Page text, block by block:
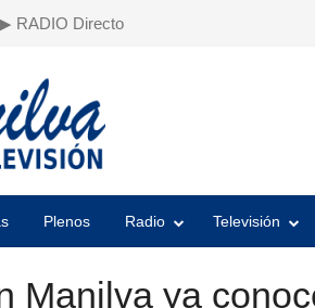
▶ RADIO Directo
Plenos Radio Televisión
Manilva ya